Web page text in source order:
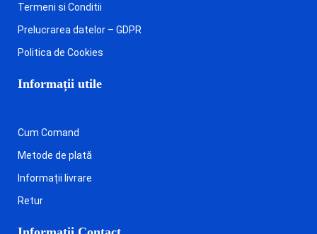
Termeni si Conditii
Prelucrarea datelor – GDPR
Politica de Cookies
Informații utile
Cum Comand
Metode de plată
Informații livrare
Retur